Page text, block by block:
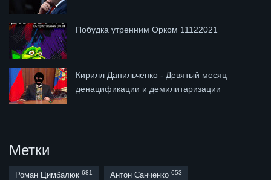
Побудка утренним Орком 11122021
Кирилл Данильченко - Девятый месяц
денацификации и демилитаризации
Метки
Роман Цимбалюк 681 Антон Санченко 653